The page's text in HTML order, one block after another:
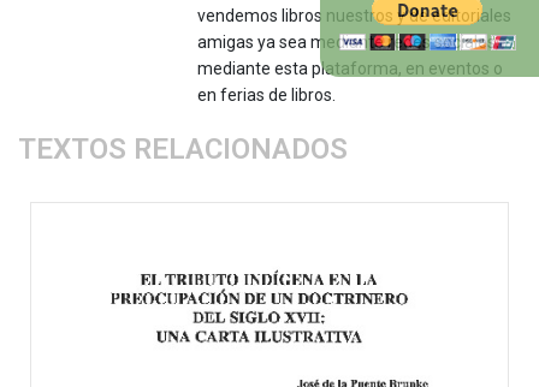
vendemos libros nuestros y de editoriales
amigas ya sea mediante redes sociales,
mediante esta plataforma, en eventos o
en ferias de libros.
TEXTOS RELACIONADOS